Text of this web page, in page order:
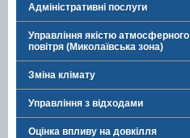
Адміністративні послуги
Управління якістю атмосферного
повітря (Миколаївська зона)
Зміна клімату
Управління з відходами
Оцінка впливу на довкілля